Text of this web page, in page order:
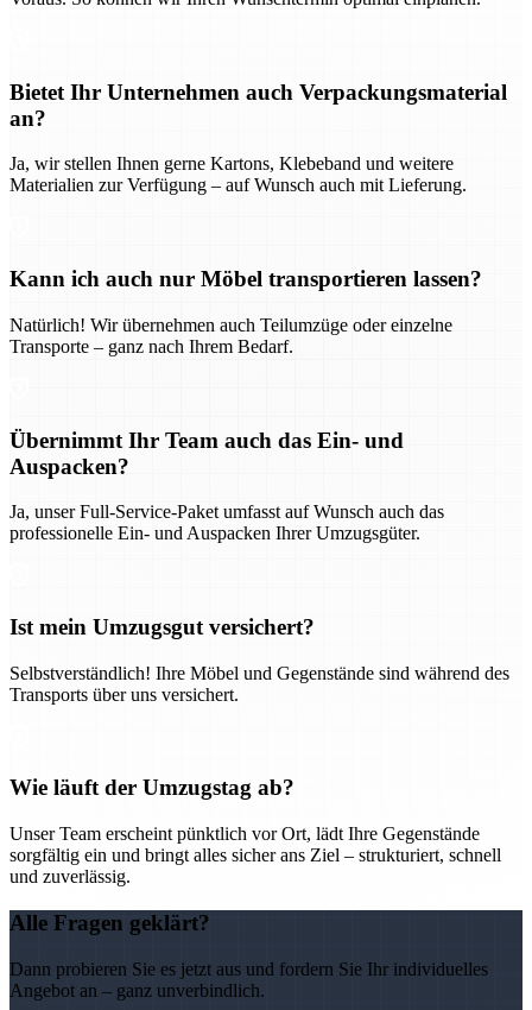
Bietet Ihr Unternehmen auch Verpackungsmaterial
an?
Ja, wir stellen Ihnen gerne Kartons, Klebeband und weitere
Materialien zur Verfügung – auf Wunsch auch mit Lieferung.
Kann ich auch nur Möbel transportieren lassen?
Natürlich! Wir übernehmen auch Teilumzüge oder einzelne
Transporte – ganz nach Ihrem Bedarf.
Übernimmt Ihr Team auch das Ein- und
Auspacken?
Ja, unser Full-Service-Paket umfasst auf Wunsch auch das
professionelle Ein- und Auspacken Ihrer Umzugsgüter.
Ist mein Umzugsgut versichert?
Selbstverständlich! Ihre Möbel und Gegenstände sind während des
Transports über uns versichert.
Wie läuft der Umzugstag ab?
Unser Team erscheint pünktlich vor Ort, lädt Ihre Gegenstände
sorgfältig ein und bringt alles sicher ans Ziel – strukturiert, schnell
und zuverlässig.
Alle Fragen geklärt?
Dann probieren Sie es jetzt aus und fordern Sie Ihr individuelles
Angebot an – ganz unverbindlich.